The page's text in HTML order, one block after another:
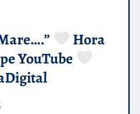
Hora
YouTube